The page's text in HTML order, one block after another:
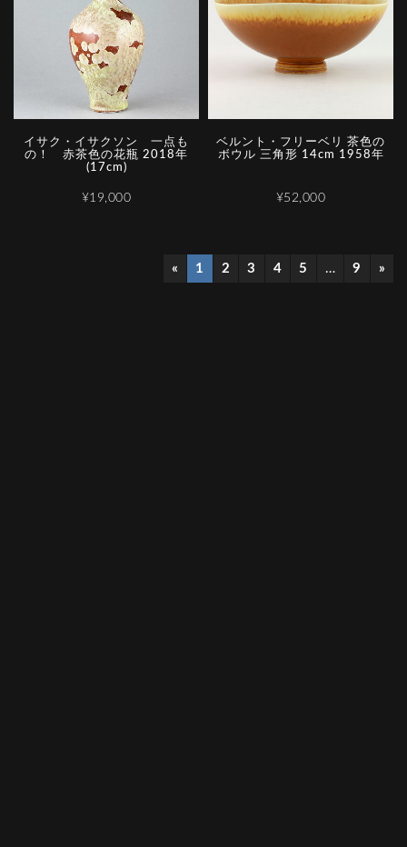
イサク・イサクソン 一点も
の！ 赤茶色の花瓶 2018年
(17cm)
¥19,000
ベルント・フリーベリ 茶色の
ボウル 三角形 14cm 1958年
¥52,000
« 1 2 3 4 5 … 9 »